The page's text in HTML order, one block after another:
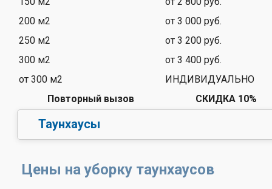
200 м2
от 3 000 руб.
250 м2
от 3 200 руб.
300 м2
от 3 400 руб.
от 300 м2
ИНДИВИДУАЛЬНО
Повторный вызов
СКИДКА 10%
Таунхаусы
Цены на уборку таунхаусов